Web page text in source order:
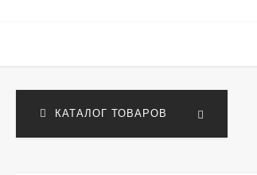
КАТАЛОГ ТОВАРОВ